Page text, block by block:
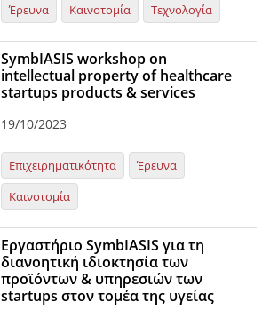
Έρευνα
Καινοτομία Τεχνολογία
SymbIASIS workshop on
intellectual property of healthcare
startups products & services
19/10/2023
Επιχειρηματικότητα
Έρευνα
Καινοτομία
Εργαστήριο SymbIASIS για τη
διανοητική ιδιοκτησία των
προϊόντων & υπηρεσιών των
startups στον τομέα της υγείας